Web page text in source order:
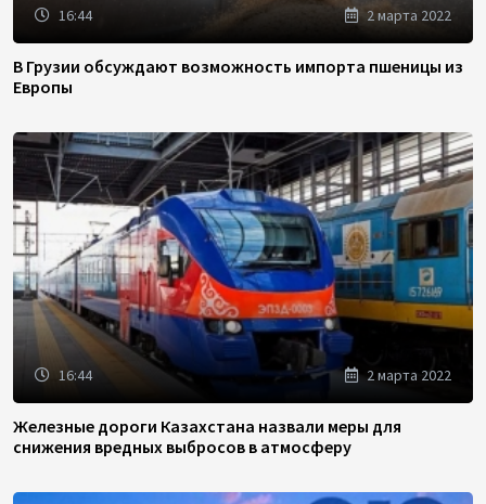
16:44 2 марта 2022
В Грузии обсуждают возможность импорта пшеницы из
Европы
16:44 2 марта 2022
Железные дороги Казахстана назвали меры для
снижения вредных выбросов в атмосферу